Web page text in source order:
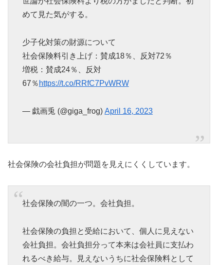
めて見た気がする。
少子化対策の財源について
社会保険料引き上げ：賛成18％、反対72％
増税：賛成24％、反対
67％ https://t.co/RRfC7PvWRW
— 戯画兎 (@giga_frog) April 16, 2023
社会保険の会社負担が問題を見えにくくしています。
社会保険の闇の一つ。会社負担。
社会保険の負担と受給において、個人に見えない
会社負担。会社負担分って本来は会社員に支払わ
れるべき給与。見えないうちに社会保険料として